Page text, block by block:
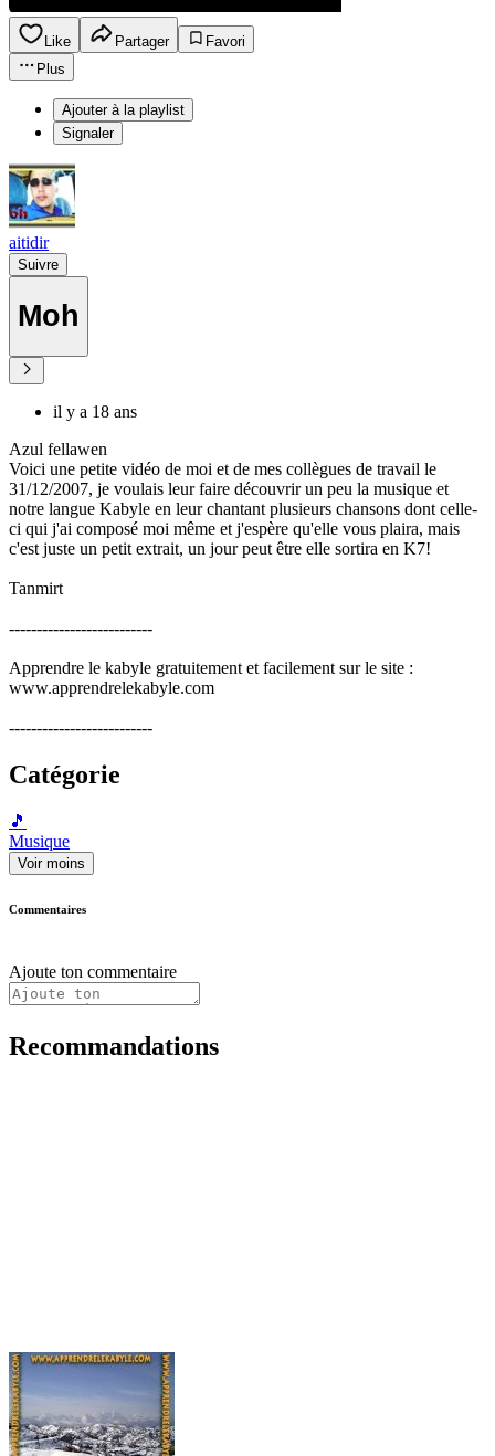
Like Partager
Favori
Plus
Ajouter à la playlist
Signaler
aitidir
Suivre
Moh
il y a 18 ans
Azul fellawen
Voici une petite vidéo de moi et de mes collègues de travail le
31/12/2007, je voulais leur faire découvrir un peu la musique et
notre langue Kabyle en leur chantant plusieurs chansons dont celle-
ci qui j'ai composé moi même et j'espère qu'elle vous plaira, mais
c'est juste un petit extrait, un jour peut être elle sortira en K7!
Tanmirt
--------------------------
Apprendre le kabyle gratuitement et facilement sur le site :
www.apprendrelekabyle.com
--------------------------
Catégorie
🎵
Musique
Voir moins
Commentaires
Ajoute ton commentaire
Recommandations